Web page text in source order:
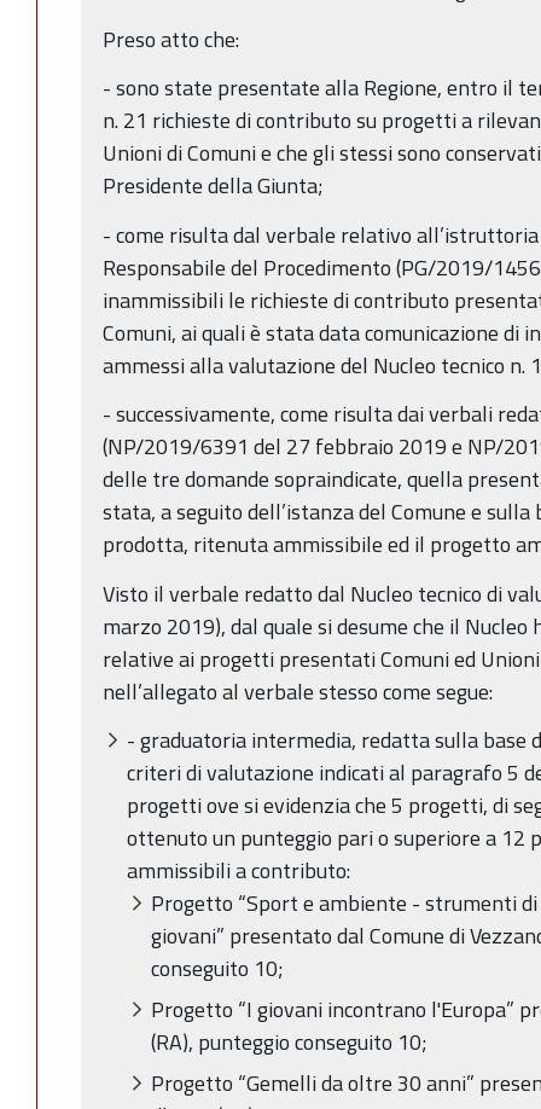
Preso atto che:
- sono state presentate alla Regione, entro il
n. 21 richieste di contributo su progetti a
Unioni di Comuni e che gli stessi sono
Presidente della Giunta;
- come risulta dal verbale relativo
Responsabile del Procedimento (PG/2019/
inammissibili le richieste di contributo
Comuni, ai quali è stata data comunicazione di
ammessi alla valutazione del Nucleo tecnico n.
- successivamente, come risulta dai verbali
(NP/2019/6391 del 27 febbraio 2019 e NP/
delle tre domande sopraindicate, quella
stata, a seguito dell’istanza del Comune e
prodotta, ritenuta ammissibile ed il progetto
Visto il verbale redatto dal Nucleo tecnico di
marzo 2019), dal quale si desume che il
relative ai progetti presentati Comuni ed
nell’allegato al verbale stesso come segue:
- graduatoria intermedia, redatta sulla base
criteri di valutazione indicati al paragrafo 5
progetti ove si evidenzia che 5 progetti, di
ottenuto un punteggio pari o superiore a 12
ammissibili a contributo:
Progetto “Sport e ambiente - strumenti
giovani” presentato dal Comune di
conseguito 10;
Progetto “I giovani incontrano l'Europa”
(RA), punteggio conseguito 10;
Progetto “Gemelli da oltre 30 anni”